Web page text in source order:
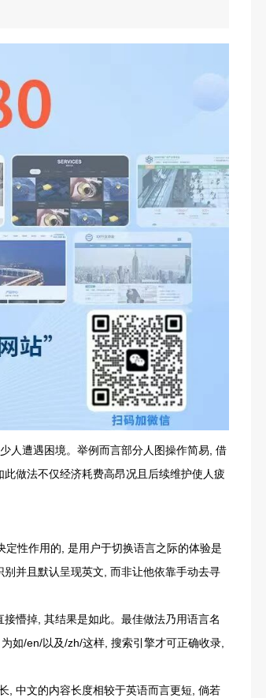
人遭遇困境。举例而言部分人图操作简易, 借
做法不仅经济耗费高昂况且后续维护使人疲
定性作用的, 是用户于切换语言之际的体验是
并且默认呈现英文, 而非让他依靠手动去寻
懵掉, 其结果是如此。最佳做法乃用语言名
如/en/以及/zh/这样, 搜索引擎才可正确收录,
, 中文的内容长度相较于英语而言更短, 倘若